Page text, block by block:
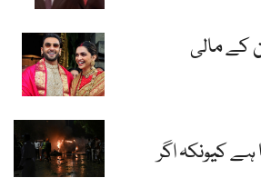
کے مالی
کیونکہ اگر